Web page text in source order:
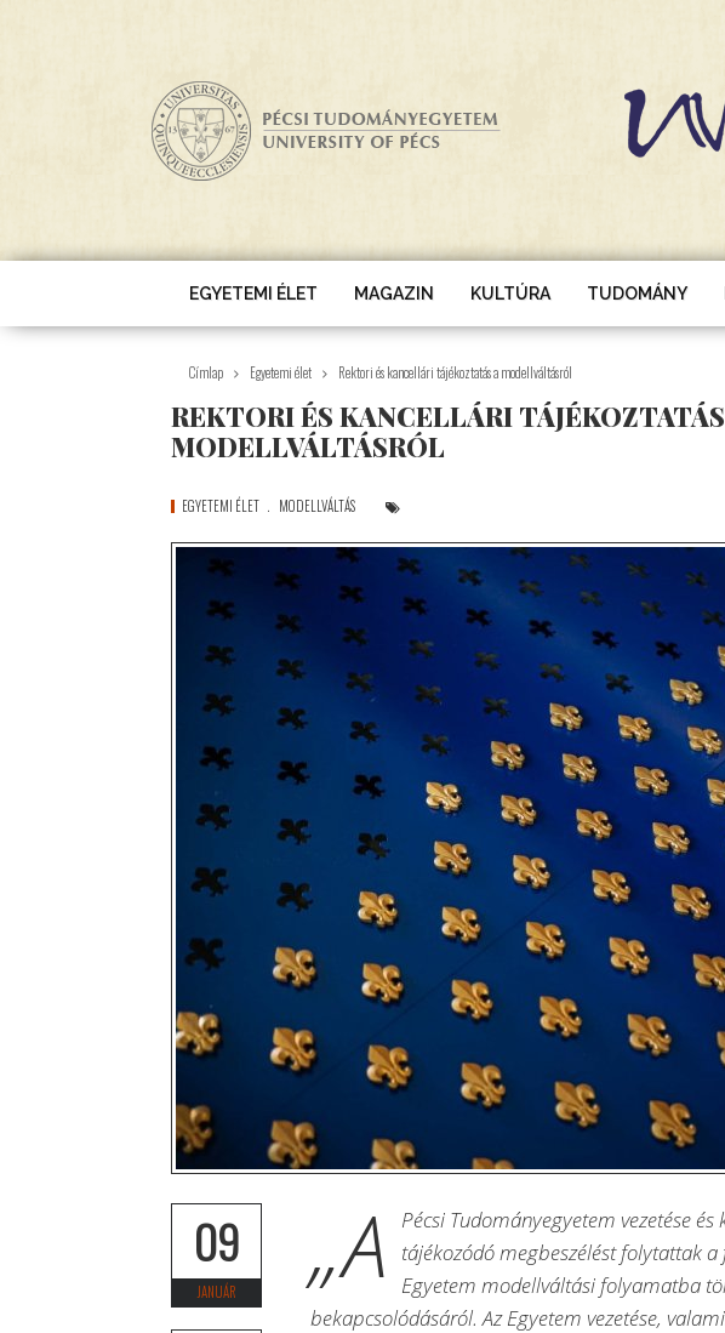
EGYETEMI ÉLET MAGAZIN KULTÚRA TUDOMÁNY
Címlap Egyetemi élet Rektori és kancellári tájékoztatás a modellváltásról
REKTORI ÉS KANCELLÁRI
MODELLVÁLTÁSRÓL
EGYETEMI ÉLET MODELLVÁLTÁS
09
JANUÁR „A
Pécsi Tudományegyetem vezetése
tájékozódó megbeszélést folytattak
Egyetem modellváltási folyamatba
bekapcsolódásáról. Az Egyetem vezetése,